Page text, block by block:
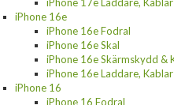
iPhone 17e Laddare,
iPhone 16e
iPhone 16e Fodral
iPhone 16e Skal
iPhone 16e Skärmskydd &
iPhone 16e Laddare,
iPhone 16
iPhone 16 Fodral